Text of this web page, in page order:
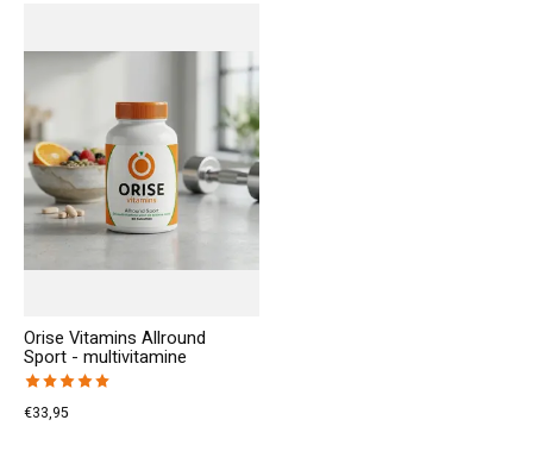
Orise Vitamins Allround
Sport - multivitamine
The rating of this product is
€33,95